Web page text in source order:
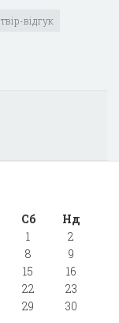
твір-відгук
Сб
Нд
1
2
8
9
15
16
22
23
29
30